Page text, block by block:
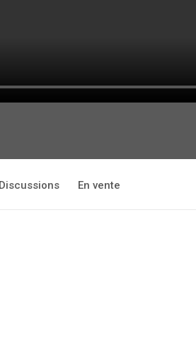
Discussions En vente